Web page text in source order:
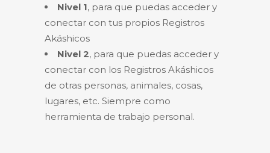
Nivel 1, para que puedas acceder y
conectar con tus propios Registros
Akáshicos
Nivel 2, para que puedas acceder y
conectar con los Registros Akáshicos
de otras personas, animales, cosas,
lugares, etc. Siempre como
herramienta de trabajo personal.